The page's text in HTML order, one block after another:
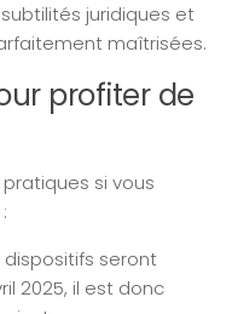
juridiques et
maîtrisées.
profiter de
si vous
dispositifs seront
2025, il est donc